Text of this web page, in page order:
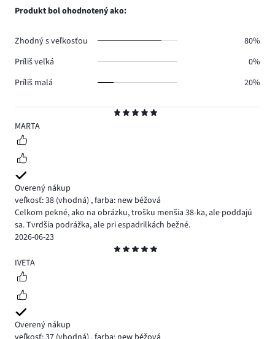
5
MARTA
Overený nákup
veľkosť: 38 (vhodná) ,farba: new béžová
Celkom pekné, ako na obrázku, trošku menšia 38-ka, ale poddajú
sa. Tvrdšia podrážka, ale pri espadrilkách bežné.
2026-06-23
5
IVETA
Overený nákup
Produkt bol ohodnotený ako:
Zhodný s veľkosťou
80%
Príliš veľká
0%
Príliš malá
20%